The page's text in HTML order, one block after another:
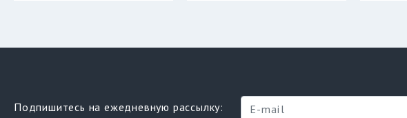
Подпишитесь на ежедневную рассылку: